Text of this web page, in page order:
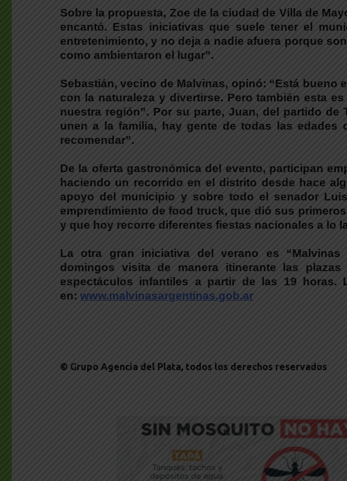
Sobre la propuesta, Zoe de la ciudad de Villa de
encantó. Estas iniciativas que suele tener el
entretenimiento, y no deja a nadie afuera porque
como ambientaron el lugar”.
Sebastián, vecino de Malvinas, opinó: “Está bueno
con la naturaleza y divertirse. Pero también esta
nuestra región”. Por su parte, Juan, del partido de
unen a la familia, hay gente de todas las edades
recomendar”.
De la oferta gastronómica del evento, participan
haciendo un recorrido en el distrito desde hace
apoyo del municipio y sobre todo el senador
emprendimiento de food truck, que dió sus
y que hoy recorre diferentes fiestas nacionales a lo
La otra gran iniciativa del verano es “Malvinas
domingos visita de manera itinerante las
espectáculos infantiles a partir de las 19 horas.
en: www.malvinasargentinas.gob.ar
© Grupo Agencia del Plata, todos los derechos reservados